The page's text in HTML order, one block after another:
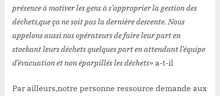
présence à motiver les gens à s’approprier la gestion des
déchets,que ça ne soit pas la dernière descente. Nous
appelons aussi nos opérateurs de faire leur part en
stockant leurs déchets quelques part en attendant l’équipe
d’évacuation et non éparpillés les déchets» a-t-il
Par ailleurs,notre personne ressource demande aux